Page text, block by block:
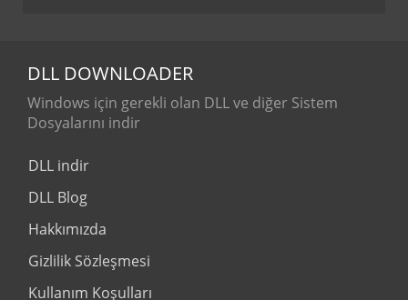
DLL DOWNLOADER
Windows için gerekli olan DLL ve diğer Sistem
Dosyalarını indir
DLL indir
DLL Blog
Hakkımızda
Gizlilik Sözleşmesi
Kullanım Koşulları